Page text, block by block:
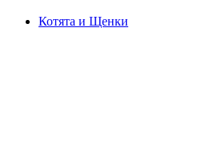
Котята и Щенки